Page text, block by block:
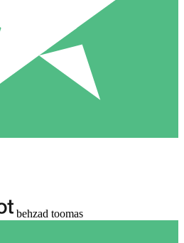
behzad toomas